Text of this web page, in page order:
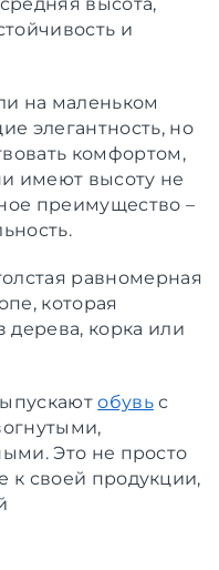
и
на маленьком
элегантность, но
комфортом,
имеют высоту не
преимущество –
равномерная
которая
дерева, корка или
обувьс
Это не просто
к своей продукции,